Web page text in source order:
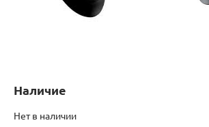
Наличие
Нет в наличии